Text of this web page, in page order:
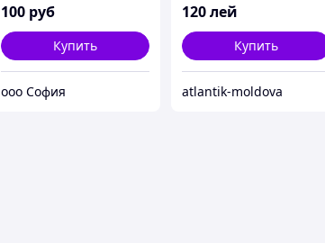
100 руб
Купить
ooo София
120лей
Купить
atlantik-moldova